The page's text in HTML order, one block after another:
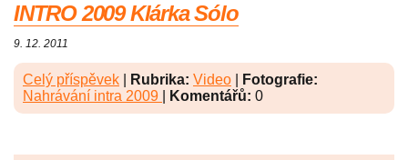
INTRO 2009 Klárka Sólo
9. 12. 2011
Celý příspěvek Rubrika: Video
Fotografie:
Nahrávání intra 2009
Komentářů: 0